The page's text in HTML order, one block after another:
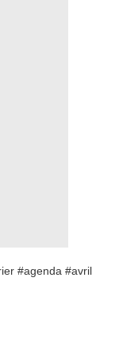
#agenda #avril